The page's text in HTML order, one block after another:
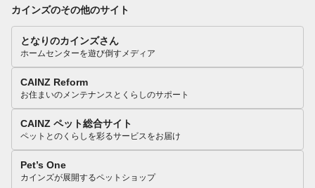
カインズのその他のサイト
となりのカインズさん
ホームセンターを遊び倒すメディア
CAINZ Reform
お住まいのメンテナンスとくらしのサポート
CAINZ ペット総合サイト
ペットとのくらしを彩るサービスをお届け
Pet’s One
カインズが展開するペットショップ